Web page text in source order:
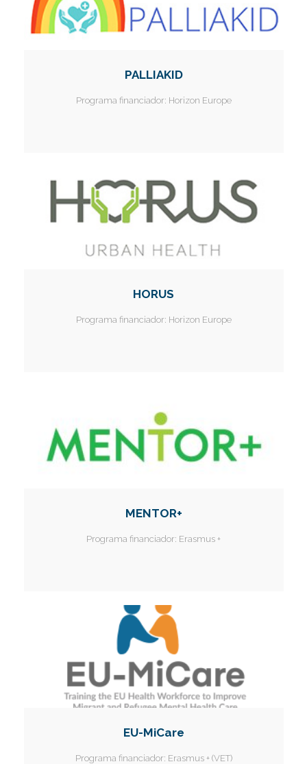
PALLIAKID
Programa financiador: Horizon Europe
HORUS
Programa financiador: Horizon Europe
MENTOR+
Programa financiador: Erasmus +
EU-MiCare
Programa financiador: Erasmus + (VET)